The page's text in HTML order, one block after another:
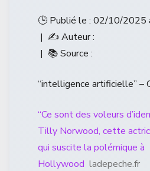
🕒 Publié le : 02/10/2025
| ✍️ Auteur :
| 📚 Source :
“intelligence artificielle” –
“Ce sont des voleurs
Tilly Norwood, cette
qui suscite la polémique à
Hollywood ladepeche.fr